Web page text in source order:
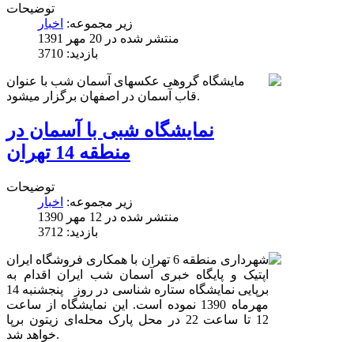
توضیحات
زیر مجموعه: اخبار
منتشر شده در 20 مهر 1391
بازدید: 3710
مایشگاه گروهی عکسهای آسمان شب با عنوان
قاب آسمان در اصفهان برگزار میشود.
نمایشگاه شبی با آسمان در
منطقه 14 تهران
توضیحات
زیر مجموعه: اخبار
منتشر شده در 12 مهر 1390
بازدید: 3712
شهرداری منطقه 6 تهران با همکاری فروشگاه ایران
اپتیک و پایگاه خبری آسمان شب ایران اقدام به
برپایی نمایشگاه ستاره شناسی در روز پنجشنبه 14
مهرماه 1390 نموده است. این نمایشگاه از ساعت
12 تا ساعت 22 در محل پارک محله‌ای زیتون برپا
خواهد شد.